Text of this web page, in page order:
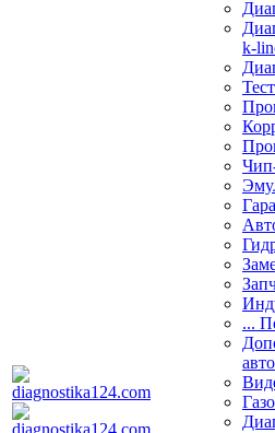
k-
...
авто